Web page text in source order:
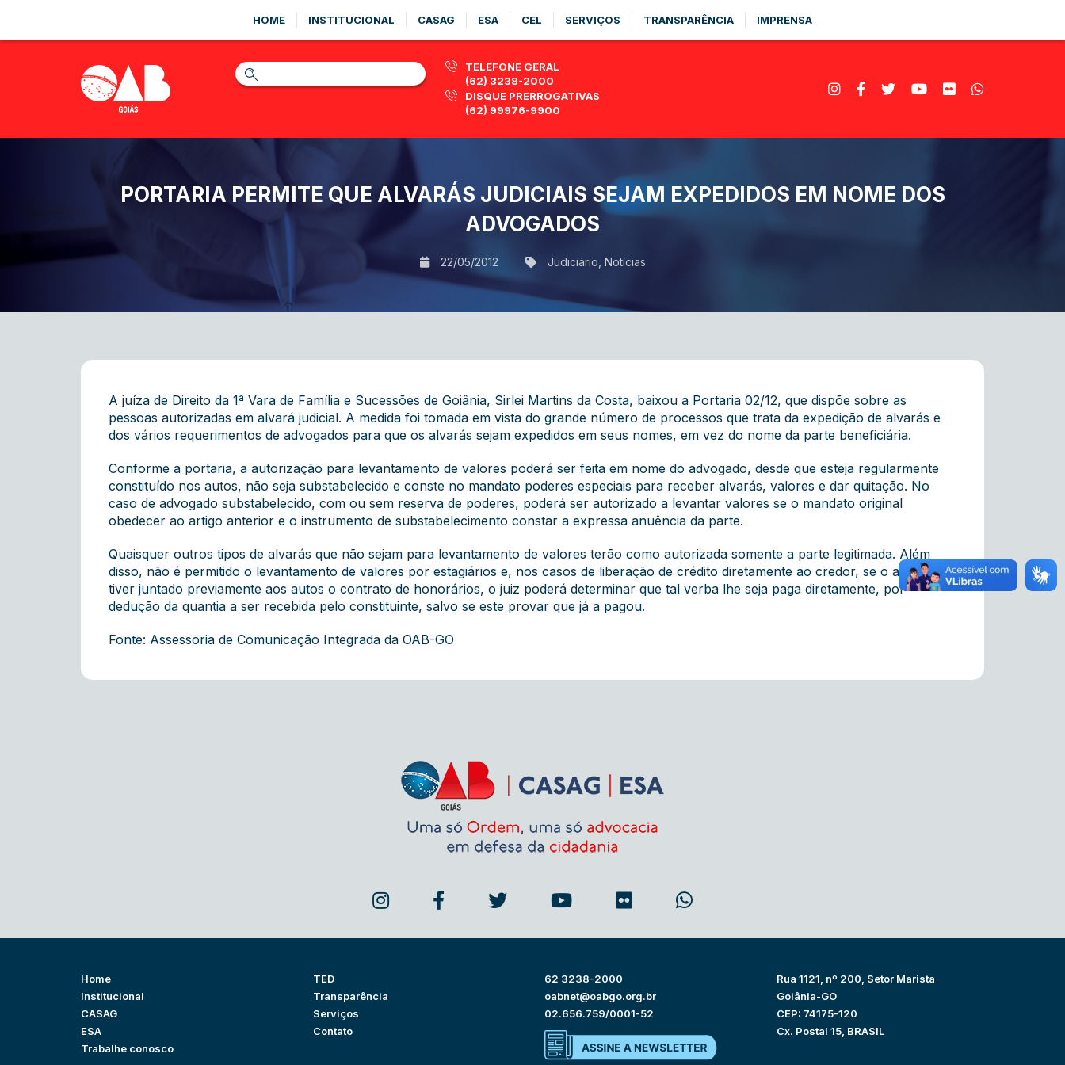
HOME INSTITUCIONAL CASAG ESA CEL SERVIÇOS TRANSPARÊNCIA IMPRENSA
TELEFONE GERAL
(62) 3238-2000
DISQUE PRERROGATIVAS
(62) 99976-9900
PORTARIA PERMITE QUE ALVARÁS JUDICIAIS SEJAM EXPEDIDOS EM NOME DOS
ADVOGADOS
22/05/2012 Judiciário Notícias
A juíza de Direito da 1ª Vara de Família e Sucessões de Goiânia, Sirlei Martins da Costa, baixou a Portaria 02/12, que dispõe sobre as
pessoas autorizadas em alvará judicial. A medida foi tomada em vista do grande número de processos que trata da expedição de alvarás e
dos vários requerimentos de advogados para que os alvarás sejam expedidos em seus nomes, em vez do nome da parte beneficiária.
Conforme a portaria, a autorização para levantamento de valores poderá ser feita em nome do advogado, desde que esteja regularmente
constituído nos autos, não seja substabelecido e conste no mandato poderes especiais para receber alvarás, valores e dar quitação. No
caso de advogado substabelecido, com ou sem reserva de poderes, poderá ser autorizado a levantar valores se o mandato original
obedecer ao artigo anterior e o instrumento de substabelecimento constar a expressa anuência da parte.
Quaisquer outros tipos de alvarás que não sejam para levantamento de valores terão como autorizada somente a parte legitimada. Além
disso, não é permitido o levantamento de valores por estagiários e, nos casos de liberação de crédito diretamente ao credor, se o advogado
tiver juntado previamente aos autos o contrato de honorários, o juiz poderá determinar que tal verba lhe seja paga diretamente, por
dedução da quantia a ser recebida pelo constituinte, salvo se este provar que já a pagou.
Fonte: Assessoria de Comunicação Integrada da OAB-GO
Home
Institucional
CASAG
ESA
Trabalhe conosco
TED
Transparência
Serviços
Contato
62 3238-2000
oabnet@oabgo.org.br
02.656.759/0001-52
Rua 1121, nº 200, Setor Marista
Goiânia-GO
CEP: 74175-120
Cx. Postal 15, BRASIL